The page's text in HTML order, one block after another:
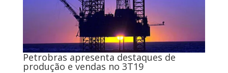
Petrobras apresenta destaques de
produção e vendas no 3T19